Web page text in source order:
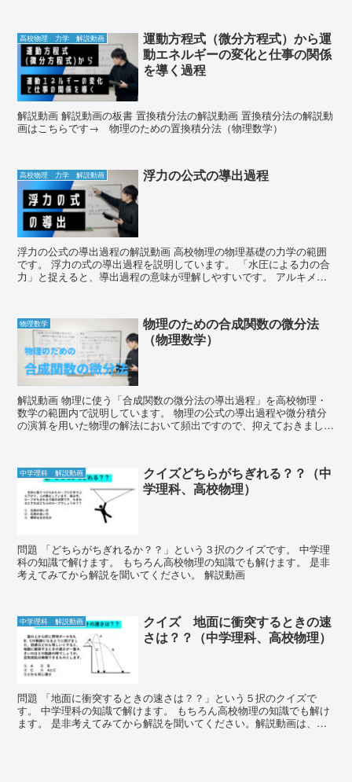
高校物理 力学 解説動画
運動方程式（微分方程式）から運
動エネルギーの変化と仕事の関係
を導く過程
解説動画 解説動画の板書 置換積分法の解説動画 置換積分法の解説動
画はこちらです→ 物理のための置換積分法（物理数学）
高校物理 力学 解説動画 浮力の公式の導出過程
浮力の公式の導出過程の解説動画 高校物理の物理基礎の力学の範囲
です。 浮力の式の導出過程を説明しています。 「水圧による力の合
力」と捉えると、導出過程の意味が理解しやすいです。 アルキメデ
物理数学
物理のための合成関数の微分法
（物理数学）
解説動画 物理に使う「合成関数の微分法の導出過程」を高校物理・
数学の範囲内で説明しています。 物理の公式の導出過程や微分積分
の演算を用いた物理の解法において頻出ですので、抑えておきましょ
中学理科 解説動画
クイズどちらがちぎれる？？（中
学理科、高校物理）
問題 「どちらがちぎれるか？？」という３択のクイズです。 中学理
科の知識で解けます。 もちろん高校物理の知識でも解けます。 是非
考えてみてから解説を聞いてください。 解説動画
中学理科 解説動画
クイズ 地面に衝突するときの速
さは？？（中学理科、高校物理）
問題 「地面に衝突するときの速さは？？」という５択のクイズで
す。 中学理科の知識で解けます。 もちろん高校物理の知識でも解け
ます。 是非考えてみてから解説を聞いてください。解説動画は、高